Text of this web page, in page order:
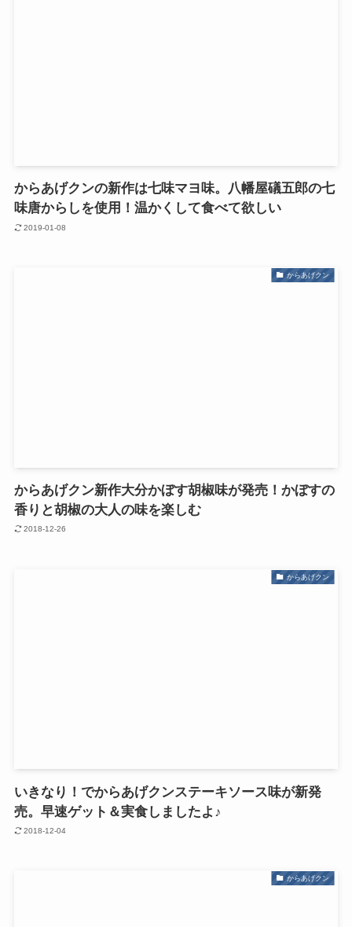
からあげクンの新作は七味マヨ味。八幡屋礒五郎の七
味唐からしを使用！温かくして食べて欲しい
2019-01-08
からあげクン
からあげクン新作大分かぼす胡椒味が発売！かぼすの
香りと胡椒の大人の味を楽しむ
2018-12-26
からあげクン
いきなり！でからあげクンステーキソース味が新発
売。早速ゲット＆実食しましたよ♪
2018-12-04
からあげクン